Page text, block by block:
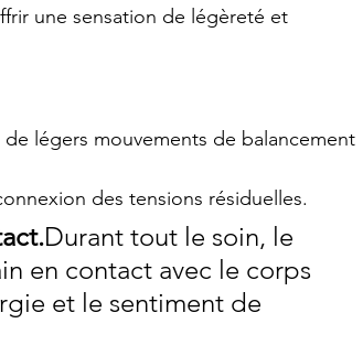
une sensation de légèreté et
légers mouvements de balancement
des tensions résiduelles.
Durant tout le soin, le
en contact avec le corps
et le sentiment de